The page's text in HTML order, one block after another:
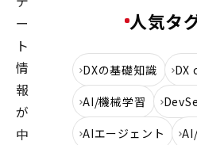
ー
ト
情
報
が
中
人気タ
DXの基礎知識
DX
AI/機械学習
AIエージェント